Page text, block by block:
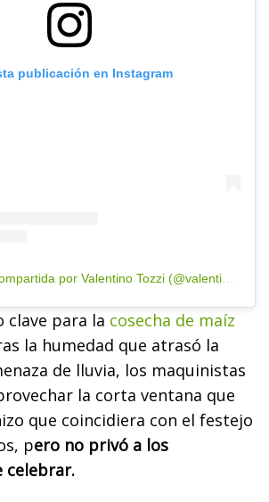
publicación en Instagram
Una publicación compartida por Valentino Tozzi (@valentino_tozzi)
clave para la cosecha de maíz
la humedad que atrasó la
de lluvia, los maquinistas
la corta ventana que
que coincidiera con el festejo
pero no privó a los
celebrar.